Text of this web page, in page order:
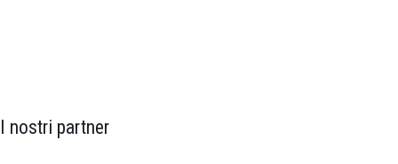
I nostri partner